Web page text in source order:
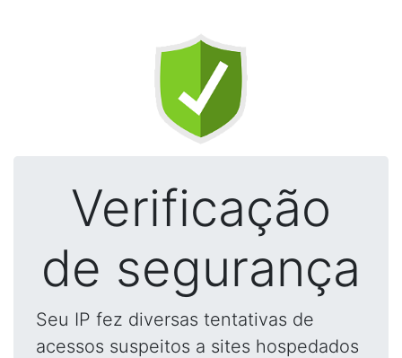
Verificação
de segurança
Seu IP fez diversas tentativas de
acessos suspeitos a sites hospedados